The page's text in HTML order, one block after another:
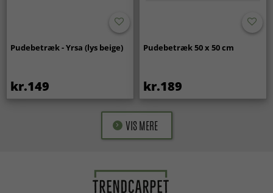
Pudebetræk - Yrsa (lys beige)
kr.149
Pudebetræk 50 x 50 cm
kr.189
VIS MERE